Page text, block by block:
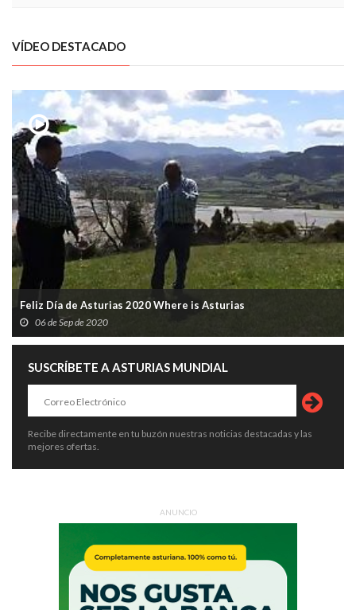
VÍDEO DESTACADO
Feliz Día de Asturias 2020 Where is Asturias
06 de Sep de 2020
SUSCRÍBETE A ASTURIAS MUNDIAL
Recibe directamente en tu buzón nuestras noticias destacadas y las
mejores ofertas.
ANUNCIO